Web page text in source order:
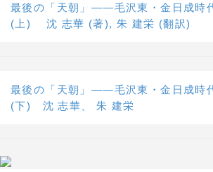
最後の「天朝」――毛沢東・金日成時
(上) 沈 志華 (著), 朱 建栄 (翻訳)
最後の「天朝」――毛沢東・金日成時
(下) 沈 志華、 朱 建栄